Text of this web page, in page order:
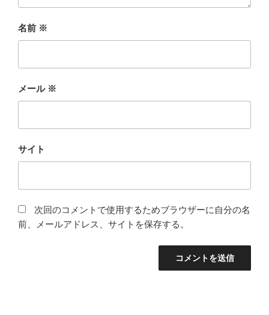
名前 ※
メール ※
サイト
次回のコメントで使用するためブラウザーに自分の名
前、メールアドレス、サイトを保存する。